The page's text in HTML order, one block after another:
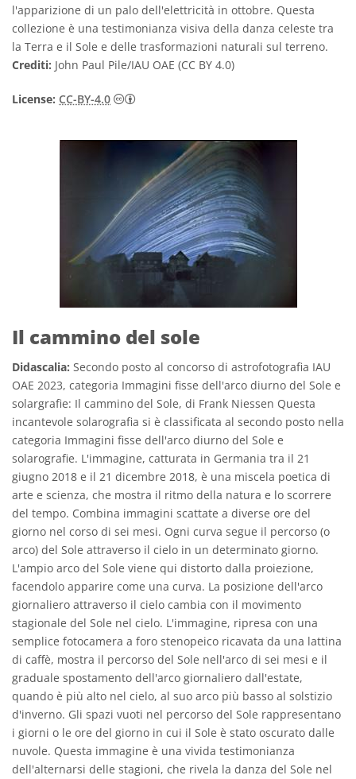
l'apparizione di un palo dell'elettricità in ottobre. Questa
collezione è una testimonianza visiva della danza celeste tra
la Terra e il Sole e delle trasformazioni naturali sul terreno.
Crediti: John Paul Pile/IAU OAE (CC BY 4.0)
License: CC-BY-4.0 Creative Commons Attribuzione 4.0
Il cammino del sole
Didascalia: Secondo posto al concorso di astrofotografia IAU
OAE 2023, categoria Immagini fisse dell'arco diurno del Sole e
solargrafie: Il cammino del Sole, di Frank Niessen Questa
incantevole solarografia si è classificata al secondo posto nella
categoria Immagini fisse dell'arco diurno del Sole e
solarografie. L'immagine, catturata in Germania tra il 21
giugno 2018 e il 21 dicembre 2018, è una miscela poetica di
arte e scienza, che mostra il ritmo della natura e lo scorrere
del tempo. Combina immagini scattate a diverse ore del
giorno nel corso di sei mesi. Ogni curva segue il percorso (o
arco) del Sole attraverso il cielo in un determinato giorno.
L'ampio arco del Sole viene qui distorto dalla proiezione,
facendolo apparire come una curva. La posizione dell'arco
giornaliero attraverso il cielo cambia con il movimento
stagionale del Sole nel cielo. L'immagine, ripresa con una
semplice fotocamera a foro stenopeico ricavata da una lattina
di caffè, mostra il percorso del Sole nell'arco di sei mesi e il
graduale spostamento dell'arco giornaliero dall'estate,
quando è più alto nel cielo, al suo arco più basso al solstizio
d'inverno. Gli spazi vuoti nel percorso del Sole rappresentano
i giorni o le ore del giorno in cui il Sole è stato oscurato dalle
nuvole. Questa immagine è una vivida testimonianza
dell'alternarsi delle stagioni, che rivela la danza del Sole nel